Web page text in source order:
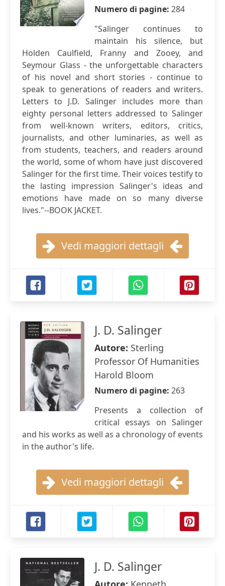
Numero di pagine: 284
"Salinger continues to
maintain his silence, but
Holden Caulfield, Franny and Zooey, and
Seymour Glass - the unforgettable characters
of his novel and short stories - continue to
speak to generations of readers and writers.
Letters to J.D. Salinger includes more than
eighty personal letters addressed to Salinger
from well-known writers, editors, critics,
journalists, and other luminaries, as well as
from students, teachers, and readers around
the world, some of whom have just discovered
Salinger for the first time. Their voices testify to
the lasting impression Salinger's ideas and
emotions have made on so many diverse
lives."--BOOK JACKET.
Vedi maggiori dettagli
J. D. Salinger
Autore: Sterling
Professor Of Humanities
Harold Bloom
Numero di pagine: 263
Presents a collection of
critical essays on Salinger
and his works as well as a chronology of events
in the author's life.
Vedi maggiori dettagli
J. D. Salinger